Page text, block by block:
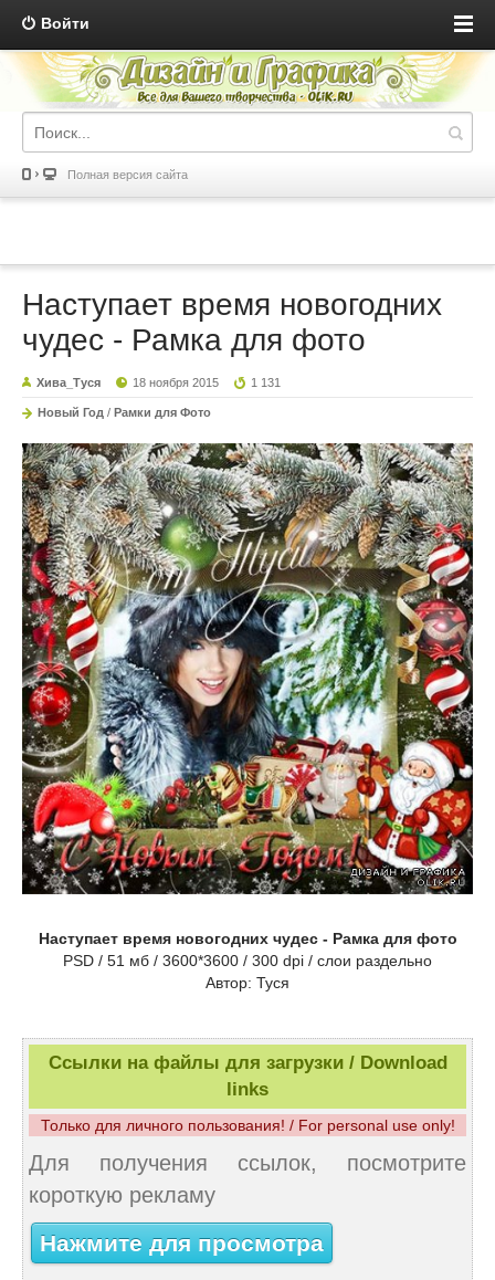
Войти
Полная версия сайта
Наступает время новогодних
чудес - Рамка для фото
Хива_Туся 18 ноября 2015 1 131
Новый Год / Рамки для Фото
Наступает время новогодних чудес - Рамка для фото
PSD / 51 мб / 3600*3600 / 300 dpi / слои раздельно
Автор: Туся
Ссылки на файлы для загрузки / Download
links
Только для личного пользования! / For personal use only!
Для получения ссылок, посмотрите
короткую рекламу
Нажмите для просмотра